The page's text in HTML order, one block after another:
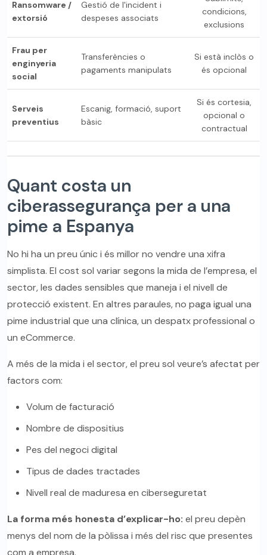
Ransomware /
extorsió
Gestió de l'incident i
despeses associats
condicions,
exclusions
Frau per
enginyeria
social
Transferències o
pagaments manipulats
Si està inclòs o
és opcional
Serveis
preventius
Escanig, formació, suport
bàsic
Si és cortesia,
opcional o
contractual
Quant costa un
ciberassegurança per a una
pime a Espanya
No hi ha un preu únic i és millor no vendre una xifra
simplista. El cost sol variar segons la mida de l’empresa, el
sector, les dades sensibles que maneja i el nivell de
protecció existent. En altres paraules, no paga igual una
pime industrial que una clínica, un despatx professional o
un eCommerce.
A més de la mida i el sector, el preu sol veure’s afectat per
factors com:
Volum de facturació
Nombre de dispositius
Pes del negoci digital
Tipus de dades tractades
Nivell real de maduresa en ciberseguretat
La forma més honesta d’explicar-ho: el preu depèn
menys del nom de la pòlissa i més del risc que presentes
com a empresa.